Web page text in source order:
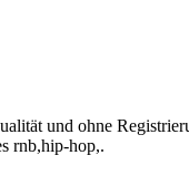
und ohne
rnb,hip-hop,.